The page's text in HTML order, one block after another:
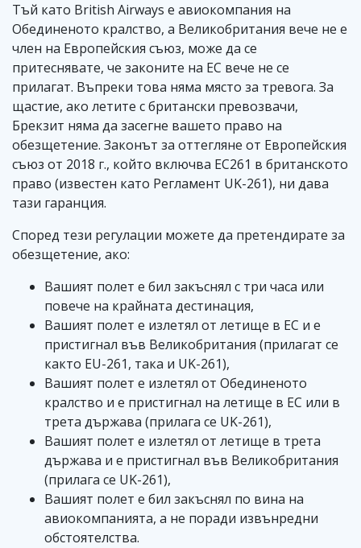
Тъй като British Airways е авиокомпания на
Обединеното кралство, а Великобритания вече не е
член на Европейския съюз, може да се
притеснявате, че законите на ЕС вече не се
прилагат. Въпреки това няма място за тревога. За
щастие, ако летите с британски превозвачи,
Брекзит няма да засегне вашето право на
обезщетение. Законът за оттегляне от Европейския
съюз от 2018 г., който включва EC261 в британското
право (известен като Регламент UK-261), ни дава
тази гаранция.
Според тези регулации можете да претендирате за
обезщетение, ако:
Вашият полет е бил закъснял с три часа или
повече на крайната дестинация,
Вашият полет е излетял от летище в ЕС и е
пристигнал във Великобритания (прилагат се
както EU-261, така и UK-261),
Вашият полет е излетял от Обединеното
кралство и е пристигнал на летище в ЕС или в
трета държава (прилага се UK-261),
Вашият полет е излетял от летище в трета
държава и е пристигнал във Великобритания
(прилага се UK-261),
Вашият полет е бил закъснял по вина на
авиокомпанията, а не поради извънредни
обстоятелства.